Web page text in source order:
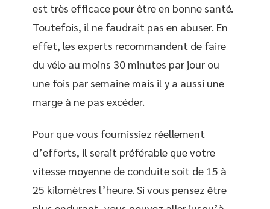
est très efficace pour être en bonne santé.
Toutefois, il ne faudrait pas en abuser. En
effet, les experts recommandent de faire
du vélo au moins 30 minutes par jour ou
une fois par semaine mais il y a aussi une
marge à ne pas excéder.
Pour que vous fournissiez réellement
d’efforts, il serait préférable que votre
vitesse moyenne de conduite soit de 15 à
25 kilomètres l’heure. Si vous pensez être